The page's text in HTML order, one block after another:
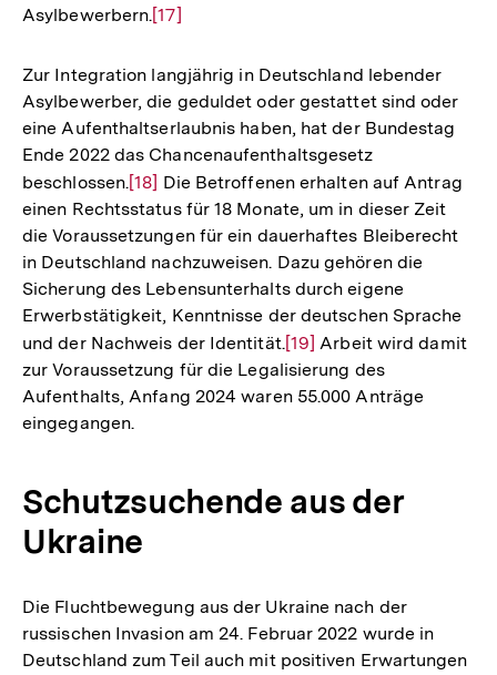
Asylbewerbern.Zur
der
Fußnote
[17]
Zur Integration langjährig in Deutschland lebender
Asylbewerber, die geduldet oder gestattet sind oder
eine Aufenthaltserlaubnis haben, hat der Bundestag
Ende 2022 das Chancenaufenthaltsgesetz
beschlossen.Zur
Auflösung
der
Fußnote
[18] Die Betroffenen erhalten auf Antrag
einen Rechtsstatus für 18 Monate, um in dieser Zeit
die Voraussetzungen für ein dauerhaftes Bleiberecht
in Deutschland nachzuweisen. Dazu gehören die
Sicherung des Lebensunterhalts durch eigene
Erwerbstätigkeit, Kenntnisse der deutschen Sprache
und der Nachweis der Identität.Zur
Auflösung
der
[19] Arbeit wird damit
zur Voraussetzung für die Legalisierung des
Aufenthalts, Anfang 2024 waren 55.000 Anträge
eingegangen.
Schutzsuchende aus der
Ukraine
Die Fluchtbewegung aus der Ukraine nach der
russischen Invasion am 24. Februar 2022 wurde in
Deutschland zum Teil auch mit positiven Erwartungen